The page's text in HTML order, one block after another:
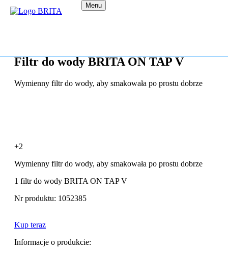
Menu
Filtr do wody BRITA ON TAP V
Wymienny filtr do wody, aby smakowała po prostu dobrze
+2
Wymienny filtr do wody, aby smakowała po prostu dobrze
1 filtr do wody BRITA ON TAP V
Nr produktu: 1052385
Kup teraz
Informacje o produkcie: